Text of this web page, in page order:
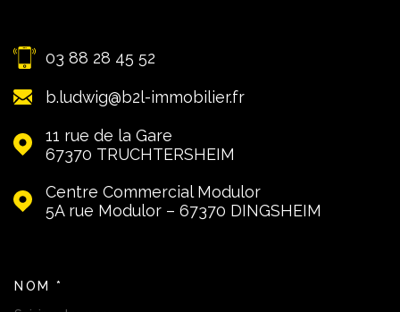
03 88 28 45 52
b.ludwig@b2l-immobilier.fr
11 rue de la Gare
67370
TRUCHTERSHEIM
Centre Commercial Modulor
5A rue Modulor – 67370
DINGSHEIM
NOM *